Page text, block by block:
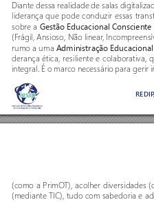
REDIP
Diante dessa realidade de salas
liderança que pode conduzir essas
sobre a Gestão Educacional Consciente
(Frágil, Ansioso, Não linear,
rumo a uma Administração Educacional
derança ética, resiliente e colaborativa,
integral. É o marco necessário para
(como a PrimOT), acolher diversidades
(mediante TIC), tudo com sabedoria e